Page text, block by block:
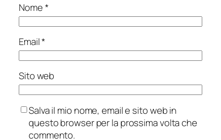
Nome*
Email*
Sito web
Salva il mio nome, email e sito web in
questo browser per la prossima volta che
commento.